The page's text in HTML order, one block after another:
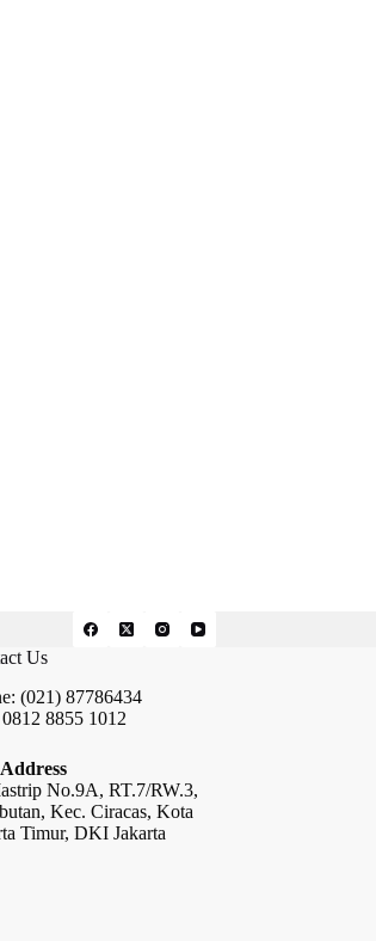
Us
(021) 87786434
8855 1012
No.9A, RT.7/RW.3,
Kec. Ciracas, Kota
Timur, DKI Jakarta